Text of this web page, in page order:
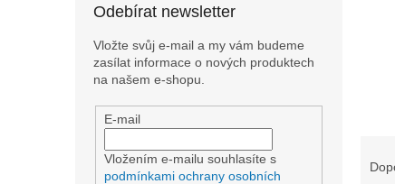
Odebírat newsletter
Vložte svůj e-mail a my vám budeme
zasílat informace o nových produktech
na našem e-shopu.
E-mail
Vložením e-mailu souhlasíte s
podmínkami ochrany osobních